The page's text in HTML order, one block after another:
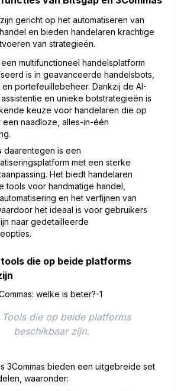
gericht op het automatiseren van
en bieden handelaren krachtige
van strategieën.
een multifunctioneel handelsplatform
is in geavanceerde handelsbots,
en portefeuillebeheer. Dankzij de AI-
en unieke botstrategieën is
keuze voor handelaren die op
een naadloze, alles-in-één
daarentegen is een
met een sterke
Het biedt handelaren
tools voor handmatige handel,
en het verfijnen van
het ideaal is voor gebruikers
naar gedetailleerde
die op beide platforms
Tools die op beide platforms
beschikbaar zijn.
3Commas bieden een uitgebreide set
waaronder: